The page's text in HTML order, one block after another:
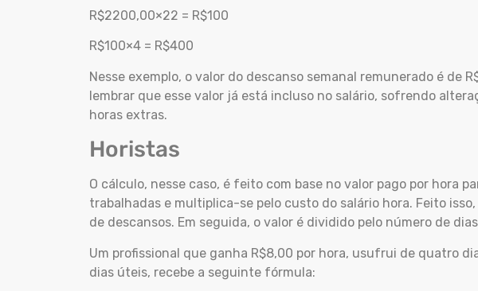
R$2200,00×22 = R$100
R$100×4 = R$400
Nesse exemplo, o valor do descanso semanal remunerado é de
lembrar que esse valor já está incluso no salário, sofrendo
horas extras.
Horistas
O cálculo, nesse caso, é feito com base no valor pago por hora
trabalhadas e multiplica-se pelo custo do salário hora. Feito
de descansos. Em seguida, o valor é dividido pelo número de
Um profissional que ganha R$8,00 por hora, usufrui de quatro
dias úteis, recebe a seguinte fórmula: